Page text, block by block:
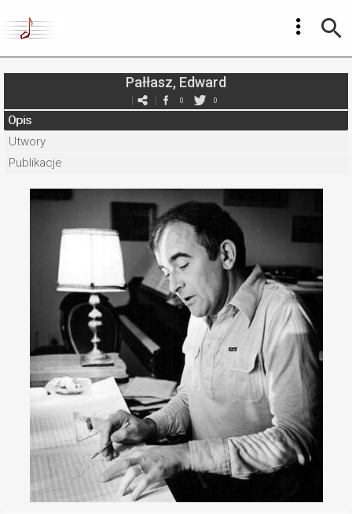
Pałłasz, Edward
0 0
Opis
Utwory
Publikacje